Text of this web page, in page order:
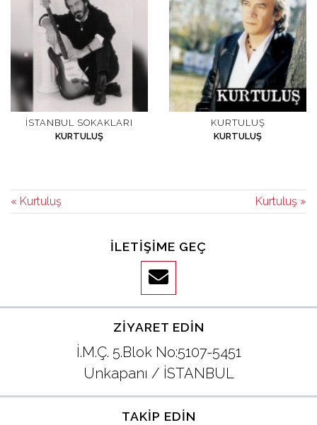
İSTANBUL SOKAKLARI
KURTULUŞ
KURTULUŞ
KURTULUŞ
« Kurtuluş Kurtuluş »
İLETIŞIME GEÇ
ZIYARET EDIN
İ.M.Ç. 5.Blok No:5107-5451
Unkapanı / İSTANBUL
TAKIP EDIN